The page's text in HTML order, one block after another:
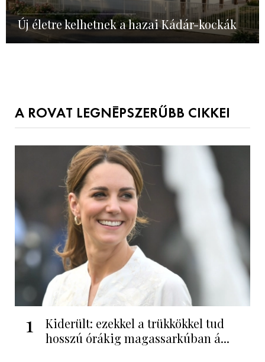
Új életre kelhetnek a hazai Kádár-kockák
A ROVAT LEGNÉPSZERŰBB CIKKEI
1
Kiderült: ezekkel a trükkökkel tud
hosszú órákig magassarkúban á...